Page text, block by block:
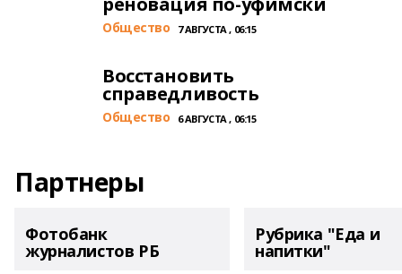
Общество 7 АВГУСТА , 06:15
Восстановить
справедливость
Общество 6 АВГУСТА , 06:15
Партнеры
Фотобанк
журналистов РБ
Рубрика "Еда и
напитки"